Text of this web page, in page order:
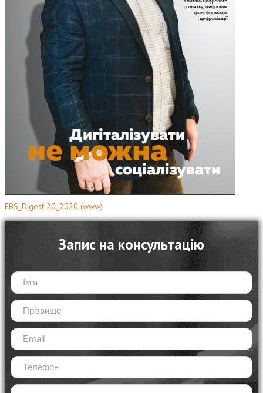
EBS_Digest 20_2020 (www)
Запис на консультацію